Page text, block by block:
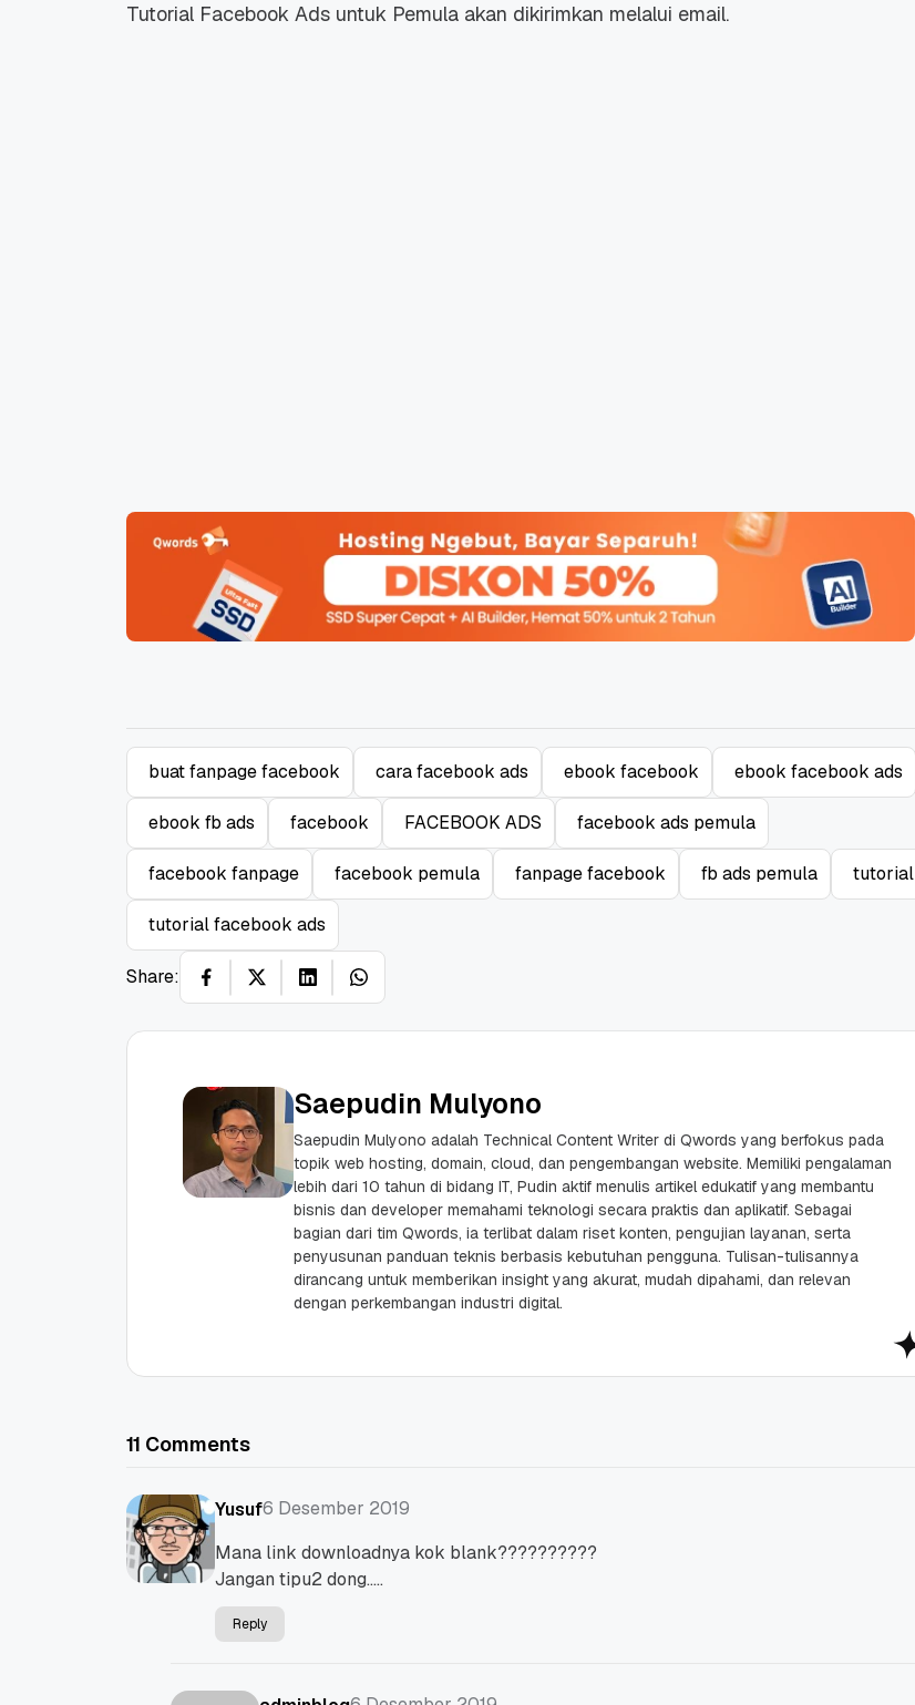
Tutorial Facebook Ads untuk Pemula akan dikirimkan melalui email.
buat fanpage facebook cara facebook ads ebook facebook ebook facebook ads
ebook fb ads facebook FACEBOOK ADS facebook ads pemula
facebook fanpage facebook pemula fanpage facebook fb ads pemula tutorial
tutorial facebook ads
Share:
Saepudin Mulyono
Saepudin Mulyono adalah Technical Content Writer di Qwords yang berfokus pada
topik web hosting, domain, cloud, dan pengembangan website. Memiliki pengalaman
lebih dari 10 tahun di bidang IT, Pudin aktif menulis artikel edukatif yang membantu
bisnis dan developer memahami teknologi secara praktis dan aplikatif. Sebagai
bagian dari tim Qwords, ia terlibat dalam riset konten, pengujian layanan, serta
penyusunan panduan teknis berbasis kebutuhan pengguna. Tulisan-tulisannya
dirancang untuk memberikan insight yang akurat, mudah dipahami, dan relevan
dengan perkembangan industri digital.
11 Comments
Yusuf6 Desember 2019
Mana link downloadnya kok blank??????????
Jangan tipu2 dong…..
Reply